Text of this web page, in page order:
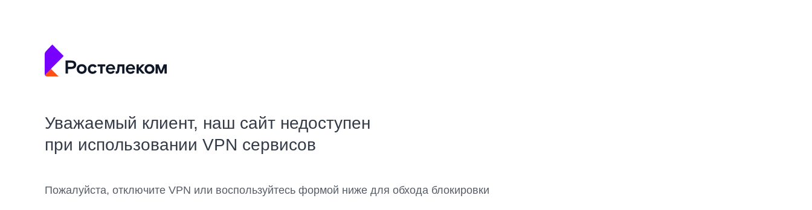
Уважаемый клиент, наш сайт недоступен
при использовании VPN сервисов
Пожалуйста, отключите VPN или воспользуйтесь формой ниже для обхода блокировки